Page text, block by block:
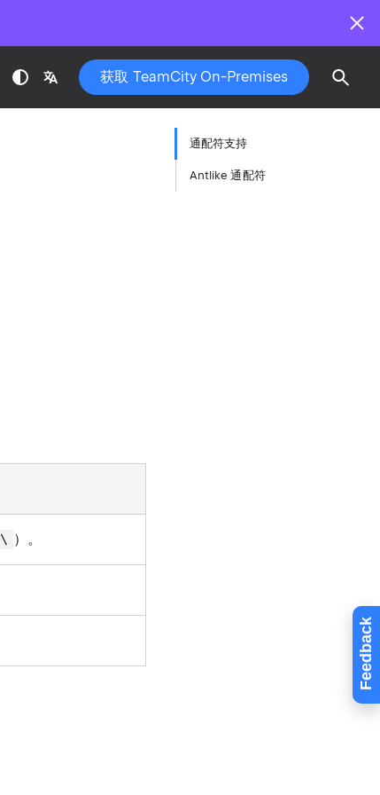
Feedback
获取 TeamCity On-Premises
\ ）。
通配符支持
Antlike 通配符